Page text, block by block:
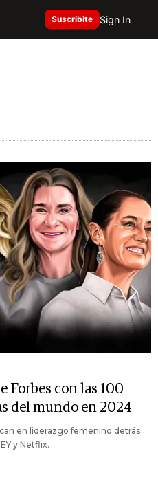
Suscribite Sign In
Forbes con las 100
del mundo en 2024
en liderazgo femenino detrás
y Netflix.